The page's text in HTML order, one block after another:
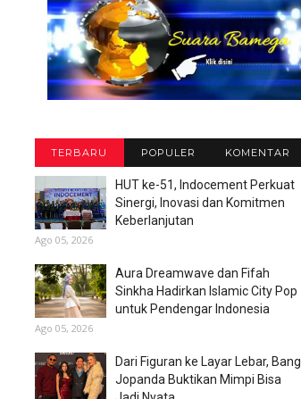
TERBARU POPULER KOMENTAR
HUT ke-51, Indocement Perkuat
Sinergi, Inovasi dan Komitmen
Keberlanjutan
Ago 05, 2026
Aura Dreamwave dan Fifah
Sinkha Hadirkan Islamic City Pop
untuk Pendengar Indonesia
Ago 05, 2026
Dari Figuran ke Layar Lebar, Bang
Jopanda Buktikan Mimpi Bisa